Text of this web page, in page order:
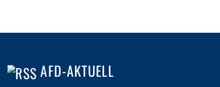
AFD-AKTUELL